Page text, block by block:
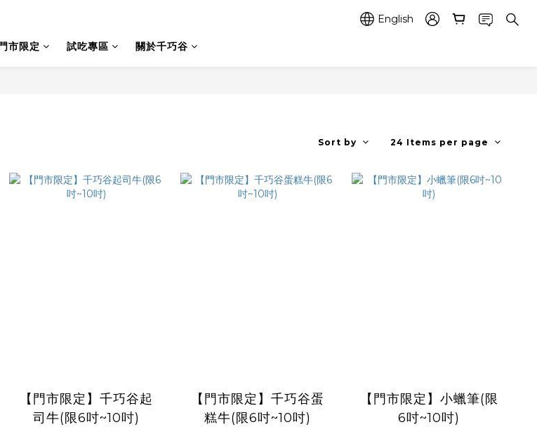
English
市限定 試吃專區 關於千巧谷
Sort by 24 Items per page
【門市限定】千巧谷起
司牛(限6吋~10吋)
【門市限定】千巧谷蛋
糕牛(限6吋~10吋)
【門市限定】小蠟筆(限
6吋~10吋)